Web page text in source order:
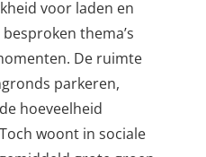
voor laden en
thema’s
De ruimte
parkeren,
hoeveelheid
woont in sociale